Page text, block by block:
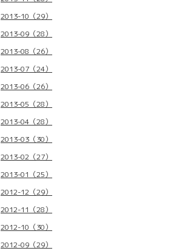
2013-10（29）
2013-09（28）
2013-08（26）
2013-07（24）
2013-06（26）
2013-05（28）
2013-04（28）
2013-03（30）
2013-02（27）
2013-01（25）
2012-12（29）
2012-11（28）
2012-10（30）
2012-09（29）